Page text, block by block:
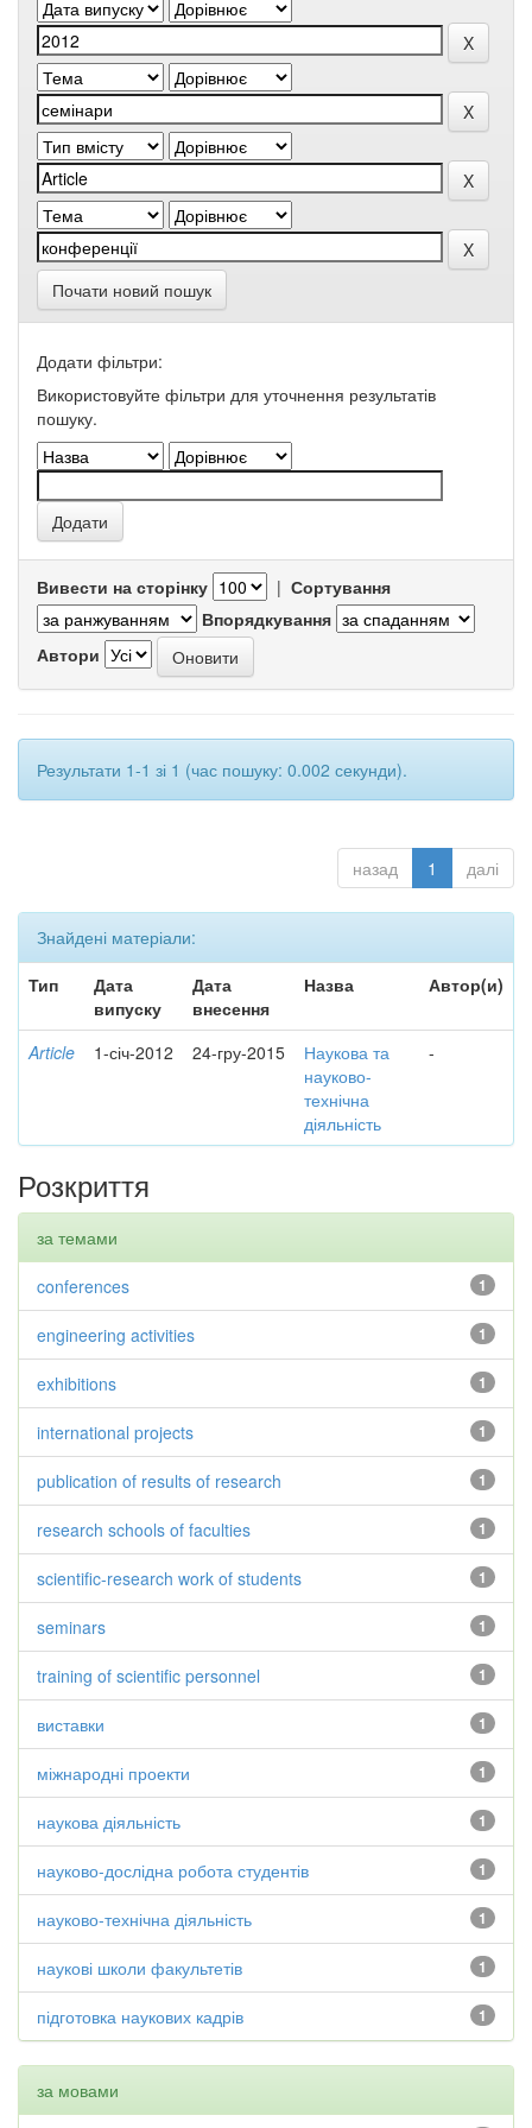
Почати новий пошук
Додати фільтри:
Використовуйте фільтри для уточнення результатів
пошуку.
Вивести на сторінку | Сортування
Впорядкування
Автори
Результати 1-1 зі 1 (час пошуку: 0.002 секунди).
назад 1 далі
Знайдені матеріали:
Тип
Дата
випуску
Дата
внесення
Назва Автор(и)
Article 1-січ-2012 24-гру-2015
Наукова та
науково-
технічна
діяльність
-
Розкриття
за темами
1
conferences
1
engineering activities
1
exhibitions
1
international projects
1
publication of results of research
1
research schools of faculties
1
scientific-research work of students
1
seminars
1
training of scientific personnel
1
виставки
1
міжнародні проекти
1
наукова діяльність
1
науково-дослідна робота студентів
1
науково-технічна діяльність
1
наукові школи факультетів
1
підготовка наукових кадрів
за мовами